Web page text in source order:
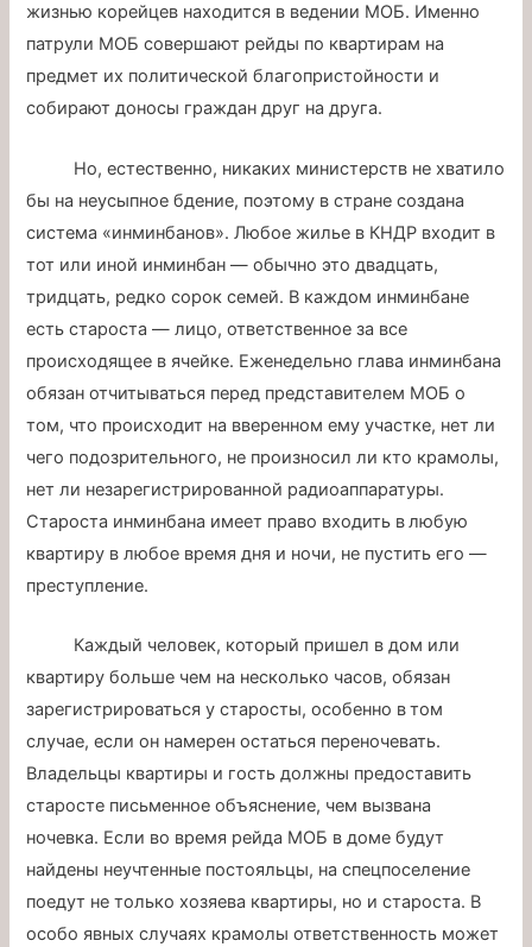
жизнью корейцев находится в ведении МОБ. Именно
патрули МОБ совершают рейды по квартирам на
предмет их политической благопристойности и
собирают доносы граждан друг на друга.
Но, естественно, никаких министерств не хватило
бы на неусыпное бдение, поэтому в стране создана
система «инминбанов». Любое жилье в КНДР входит в
тот или иной инминбан — обычно это двадцать,
тридцать, редко сорок семей. В каждом инминбане
есть староста — лицо, ответственное за все
происходящее в ячейке. Еженедельно глава инминбана
обязан отчитываться перед представителем МОБ о
том, что происходит на вверенном ему участке, нет ли
чего подозрительного, не произносил ли кто крамолы,
нет ли незарегистрированной радиоаппаратуры.
Староста инминбана имеет право входить в любую
квартиру в любое время дня и ночи, не пустить его —
преступление.
Каждый человек, который пришел в дом или
квартиру больше чем на несколько часов, обязан
зарегистрироваться у старосты, особенно в том
случае, если он намерен остаться переночевать.
Владельцы квартиры и гость должны предоставить
старосте письменное объяснение, чем вызвана
ночевка. Если во время рейда МОБ в доме будут
найдены неучтенные постояльцы, на спецпоселение
поедут не только хозяева квартиры, но и староста. В
особо явных случаях крамолы ответственность может